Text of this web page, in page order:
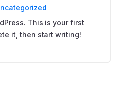
This is your first
it, then start writing!